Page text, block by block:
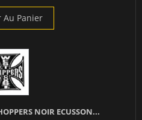
Au Panier
NOIR ECUSSON...